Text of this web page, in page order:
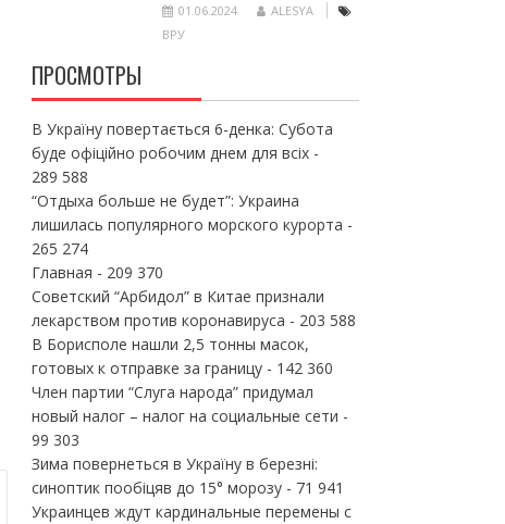
01.06.2024
ALESYA
ВРУ
ПРОСМОТРЫ
В Україну повертається 6-денка: Субота
буде офіційно робочим днем для всіх-
289 588
“Отдыха больше не будет”: Украина
лишилась популярного морского курорта -
265 274
Главная - 209 370
Советский “Арбидол” в Китае признали
лекарством против коронавируса - 203 588
В Борисполе нашли 2,5 тонны масок,
готовых к отправке за границу- 142 360
Член партии “Слуга народа” придумал
новый налог – налог на социальные сети -
99 303
Зима повернеться в Україну в березні:
синоптик пообіцяв до 15° морозу- 71 941
Украинцев ждут кардинальные перемены с